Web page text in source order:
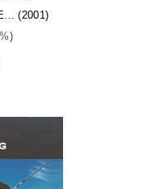
(2001)